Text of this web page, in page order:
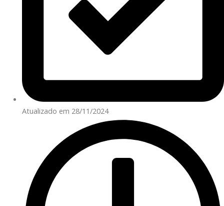
Atualizado em 28/11/2024